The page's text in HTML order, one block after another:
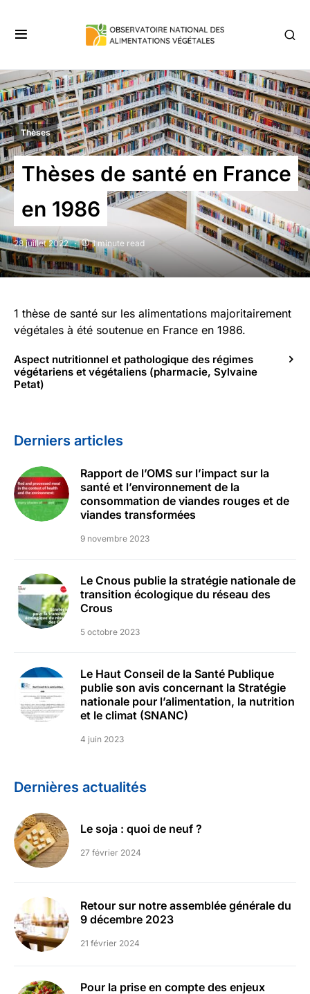
Thèses
Thèses de santé en France
en 1986
28 juillet 2022 1 minute read
1 thèse de santé sur les alimentations majoritairement
végétales à été soutenue en France en 1986.
Aspect nutritionnel et pathologique des régimes
végétariens et végétaliens (pharmacie, Sylvaine
Petat)
Derniers articles
Rapport de l’OMS sur l’impact sur la
santé et l’environnement de la
consommation de viandes rouges et de
viandes transformées
9 novembre 2023
Le Cnous publie la stratégie nationale de
transition écologique du réseau des
Crous
5 octobre 2023
Le Haut Conseil de la Santé Publique
publie son avis concernant la Stratégie
nationale pour l’alimentation, la nutrition
et le climat (SNANC)
4 juin 2023
Dernières actualités
Le soja : quoi de neuf ?
27 février 2024
Retour sur notre assemblée générale du
9 décembre 2023
21 février 2024
Pour la prise en compte des enjeux